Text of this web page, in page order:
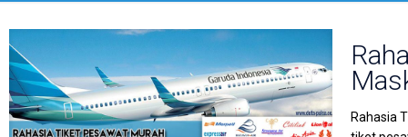
Rahasia